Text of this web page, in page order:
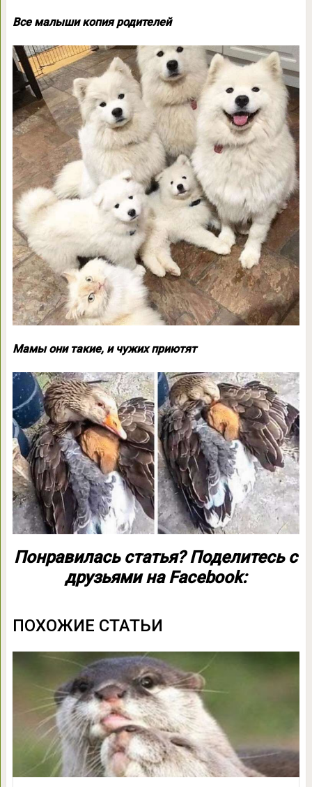
Все малыши копия родителей
Мамы они такие, и чужих приютят
Понравилась статья? Поделитесь с
друзьями на Facebook:
ПОХОЖИЕ СТАТЬИ